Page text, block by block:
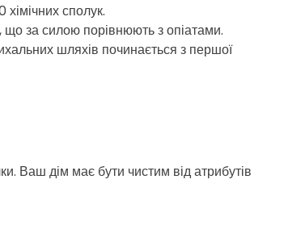
сполук.
що за силою порівнюють з опіатами.
шляхів починається з першої
Ваш дім має бути чистим від атрибутів